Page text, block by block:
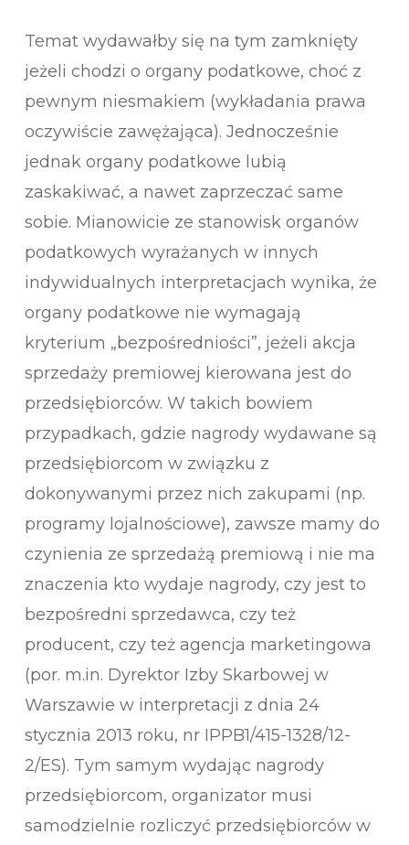
Temat wydawałby się na tym zamknięty
jeżeli chodzi o organy podatkowe, choć z
pewnym niesmakiem (wykładania prawa
oczywiście zawężająca). Jednocześnie
jednak organy podatkowe lubią
zaskakiwać, a nawet zaprzeczać same
sobie. Mianowicie ze stanowisk organów
podatkowych wyrażanych w innych
indywidualnych interpretacjach wynika, że
organy podatkowe nie wymagają
kryterium „bezpośredniości”, jeżeli akcja
sprzedaży premiowej kierowana jest do
przedsiębiorców. W takich bowiem
przypadkach, gdzie nagrody wydawane są
przedsiębiorcom w związku z
dokonywanymi przez nich zakupami (np.
programy lojalnościowe), zawsze mamy do
czynienia ze sprzedażą premiową i nie ma
znaczenia kto wydaje nagrody, czy jest to
bezpośredni sprzedawca, czy też
producent, czy też agencja marketingowa
(por. m.in. Dyrektor Izby Skarbowej w
Warszawie w interpretacji z dnia 24
stycznia 2013 roku, nr IPPB1/415-1328/12-
2/ES). Tym samym wydając nagrody
przedsiębiorcom, organizator musi
samodzielnie rozliczyć przedsiębiorców w